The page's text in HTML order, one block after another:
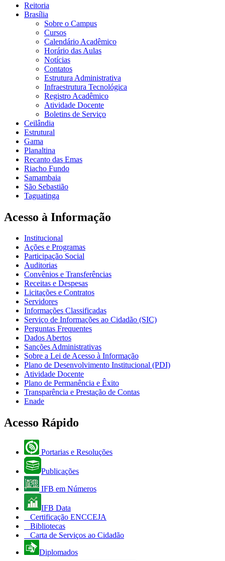
Reitoria
Brasília
Sobre o Campus
Cursos
Calendário Acadêmico
Horário das Aulas
Notícias
Contatos
Estrutura Administrativa
Infraestrutura Tecnológica
Registro Acadêmico
Atividade Docente
Boletins de Serviço
Ceilândia
Estrutural
Gama
Planaltina
Recanto das Emas
Riacho Fundo
Samambaia
São Sebastião
Taguatinga
Acesso à Informação
Institucional
Ações e Programas
Participação Social
Auditorias
Convênios e Transferências
Receitas e Despesas
Licitações e Contratos
Servidores
Informações Classificadas
Serviço de Informações ao Cidadão (SIC)
Perguntas Frequentes
Dados Abertos
Sanções Administrativas
Sobre a Lei de Acesso à Informação
Plano de Desenvolvimento Institucional (PDI)
Atividade Docente
Plano de Permanência e Êxito
Transparência e Prestação de Contas
Enade
Acesso Rápido
Portarias e Resoluções
Publicações
IFB em Números
IFB Data
Certificação ENCCEJA
Bibliotecas
Carta de Serviços ao Cidadão
Diplomados